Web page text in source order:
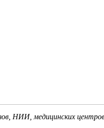
НИИ, медицинских